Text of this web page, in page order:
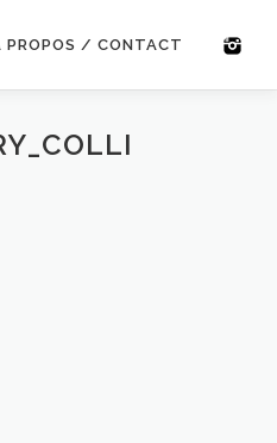
PROPOS / CONTACT